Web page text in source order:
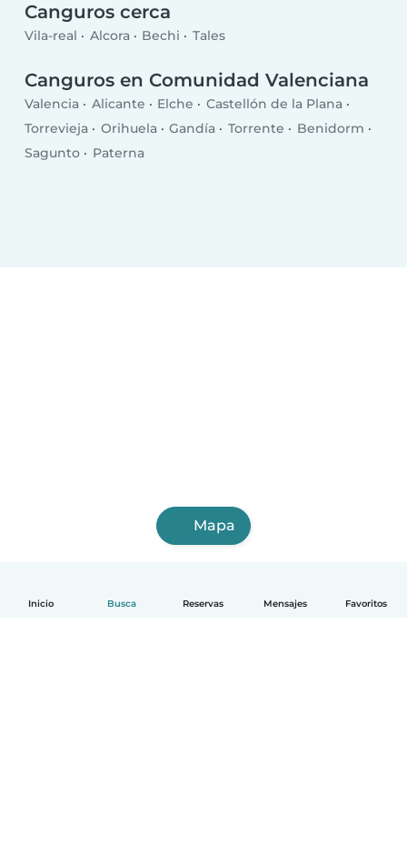
Inicio Busca Reservas Mensajes Favoritos
Canguros cerca
Vila-real Alcora Bechi Tales
Canguros en Comunidad Valenciana
Valencia Alicante Elche
Castellón de la Plana
Torrevieja
Orihuela Gandía Torrente
Benidorm
Sagunto
Paterna
Mapa